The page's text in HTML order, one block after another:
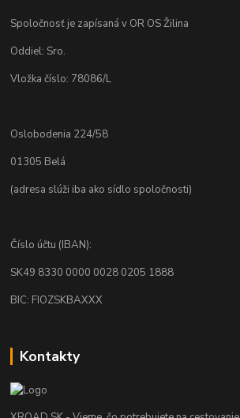
Spoločnosť je zapísaná v OR OS Žilina
Oddiel: Sro.
Vložka číslo: 78086/L
Oslobodenia 224/58
01305 Belá
(adresa slúži iba ako sídlo spoločnosti)
Číslo účtu (IBAN):
SK49 8330 0000 0028 0205 1888
BIC: FIOZSKBAXXX
Kontakty